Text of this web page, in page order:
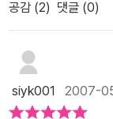
자기를 받고 펑펑 울
의 기억이구나 감동
시런 색깔로다 했으
제 모델이라는데,
편 동화 어느 하나 빠
읽기였고, 우리 주변
잘 이끌어내는 책이었
니가 꽃집 할아버지
그런 할머니를 이해
서는 아이를 낳지 못
하고 있는 할머니의
는 앞줄의 아이들의
이 시대의 할아버
다. 평생 농촌에서
공감 (2) 댓글 (0)
siyk001 2007-